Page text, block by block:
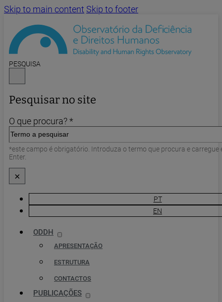
Skip to main content Skip to footer
PESQUISA
Pesquisar no site
O que procura? *
*este campo é obrigatório. Introduza o termo que procura e carregue
Enter.
×
PT
EN
ODDH
APRESENTAÇÃO
ESTRUTURA
CONTACTOS
PUBLICAÇÕES